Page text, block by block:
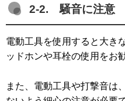
2-2. 騒音に注意
電動工具を使用すると大き
ッドホンや耳栓の使用をお
また、電動工具や打撃音は